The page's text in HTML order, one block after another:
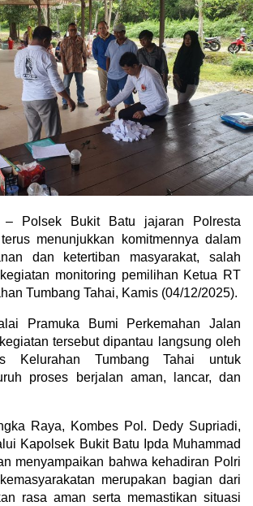
– Polsek Bukit Batu jajaran Polresta
menunjukkan komitmennya dalam
dan ketertiban masyarakat, salah
monitoring pemilihan Ketua RT
Tumbang Tahai, Kamis (04/12/2025).
Pramuka Bumi Perkemahan Jalan
tersebut dipantau langsung oleh
Kelurahan Tumbang Tahai untuk
proses berjalan aman, lancar, dan
Raya, Kombes Pol. Dedy Supriadi,
Kapolsek Bukit Batu Ipda Muhammad
menyampaikan bahwa kehadiran Polri
merupakan bagian dari
rasa aman serta memastikan situasi